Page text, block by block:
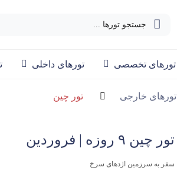
جستجو تورها ...
تورهای تخصصی تورهای داخلی
تورهای خارجی تور چین
تور چین ۹ روزه | فروردین
سفر به سرزمین اژدهای سرخ